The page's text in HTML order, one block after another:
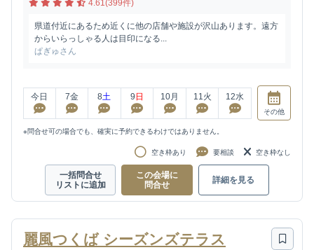
4.61(399件)
県道付近にあるため近くに他の店舗や施設が沢山あります。遠方
からいらっしゃる人は目印になる...
ぱぎゅさん
今日 7金 8土 9 日 10月 11 火 12水
その他
※問合せ可の場合でも、確実に予約できるわけではありません。
空き枠あり 要相談 空き枠なし
一括問合せ
リストに追加
この会場に
問合せ
詳細を見る
麗風つくば シーズンズテラス